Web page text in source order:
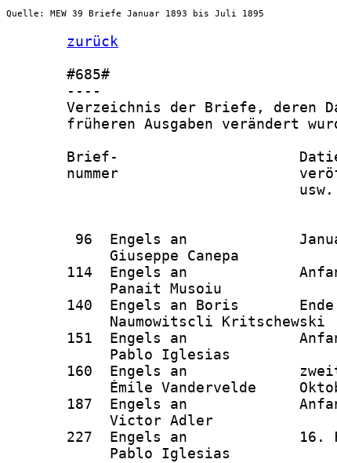
Quelle: MEW 39 Briefe Januar 1893 bis Juli 1895
zurück
       #685#
       ----
Verzeichnis der Briefe, deren
früheren Ausgaben verändert
Brief-
nummer
                                  usw.
96  Engels an
            Giuseppe Canepa
114  Engels an
            Panait Musoiu
140  Engels an Boris
            Naumowitscli Kritschewski
151  Engels an
Pablo Iglesias
160  Engels an
Émile Vandervelde
187  Engels an
Victor Adler
227  Engels an             16.
            Pablo Iglesias